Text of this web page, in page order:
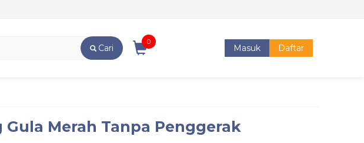
Cari
0
Masuk Daftar
Gula Merah Tanpa Penggerak